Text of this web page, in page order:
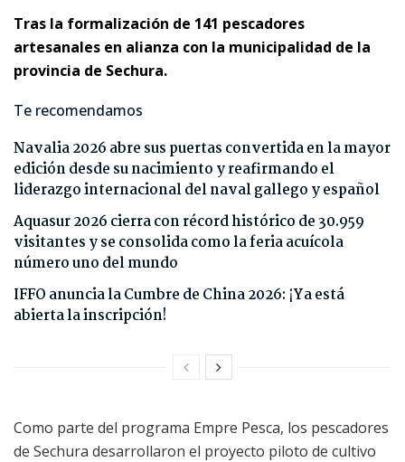
Tras la formalización de 141 pescadores
artesanales en alianza con la municipalidad de la
provincia de Sechura.
Te recomendamos
Navalia 2026 abre sus puertas convertida en la mayor
edición desde su nacimiento y reafirmando el
liderazgo internacional del naval gallego y español
Aquasur 2026 cierra con récord histórico de 30.959
visitantes y se consolida como la feria acuícola
número uno del mundo
IFFO anuncia la Cumbre de China 2026: ¡Ya está
abierta la inscripción!
Como parte del programa Empre Pesca, los pescadores
de Sechura desarrollaron el proyecto piloto de cultivo